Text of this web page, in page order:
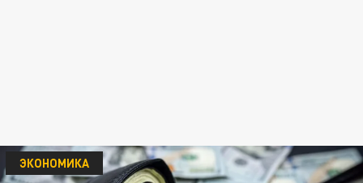
ЭКОНОМИКА